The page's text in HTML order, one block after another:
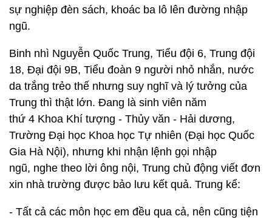
sự nghiệp đèn sách, khoác ba lô lên đường nhập
ngũ.
Binh nhì Nguyễn Quốc Trung, Tiểu đội 6, Trung đội
18, Đại đội 9B, Tiểu đoàn 9 người nhỏ nhắn, nước
da trắng trẻo thế nhưng suy nghĩ và lý tưởng của
Trung thì thật lớn. Đang là sinh viên năm
thứ 4 Khoa Khí tượng - Thủy văn - Hải dương,
Trường Đại học Khoa học Tự nhiên (Đại học Quốc
Gia Hà Nội), nhưng khi nhận lệnh gọi nhập
ngũ, nghe theo lời ông nội, Trung chủ động viết đơn
xin nhà trường được bảo lưu kết quả. Trung kể:
- Tất cả các môn học em đều qua cả, nên cũng tiện